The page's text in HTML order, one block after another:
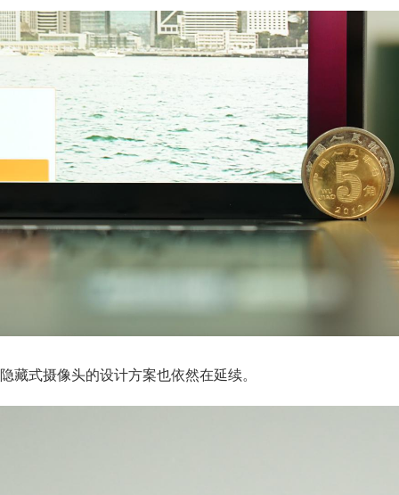
隐藏式摄像头的设计方案也依然在延续。